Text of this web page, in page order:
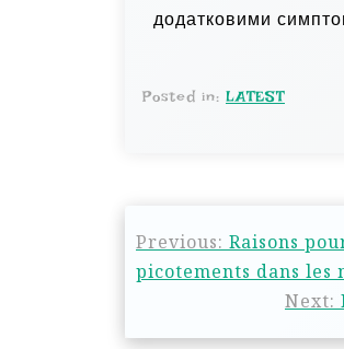
додатковими
Posted in: LATEST
Previous: Raisons
picotements dans les
Next: